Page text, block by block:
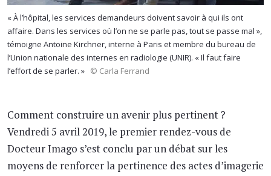
« À l’hôpital, les services demandeurs doivent savoir à qui ils ont
affaire. Dans les services où l’on ne se parle pas, tout se passe mal »,
témoigne Antoine Kirchner, interne à Paris et membre du bureau de
l’Union nationale des internes en radiologie (UNIR). « Il faut faire
l’effort de se parler. » © Carla Ferrand
Comment construire un avenir plus pertinent ?
Vendredi 5 avril 2019, le premier rendez-vous de
Docteur Imago s’est conclu par un débat sur les
moyens de renforcer la pertinence des actes d’imagerie